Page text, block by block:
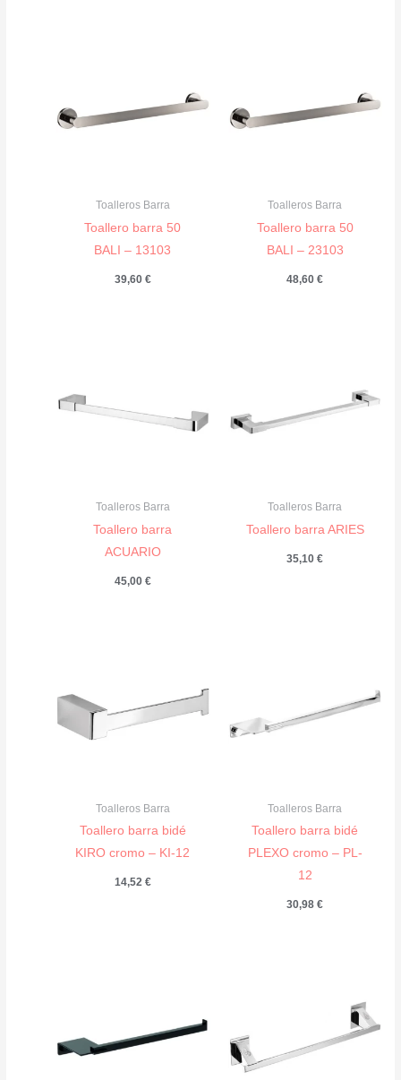
Toalleros Barra
Toallero barra 50
BALI – 13103
39,60 €
Toalleros Barra
Toallero barra 50
BALI – 23103
48,60€
Toalleros Barra
Toallero barra
ACUARIO
45,00 €
Toalleros Barra
Toallero barra ARIES
35,10€
Toalleros Barra
Toallero barra bidé
KIRO cromo – KI-12
14,52 €
Toalleros Barra
Toallero barra bidé
PLEXO cromo – PL-
12
30,98€